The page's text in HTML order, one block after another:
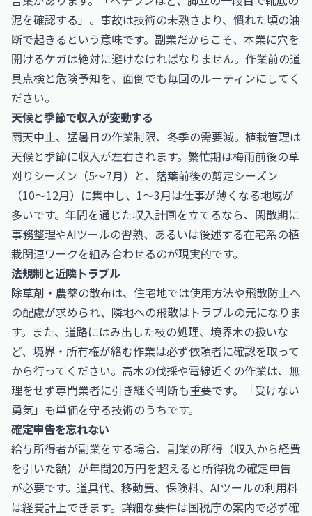
泥を確認する」。事故は技術の未熟さより、慣れた頃の油
断で起きるという意味です。副業だからこそ、本業に穴を
開けるケガは絶対に避けなければなりません。作業前の道
具点検と危険予知を、面倒でも毎回のルーティンにしてく
ださい。
天候と季節で収入が変動する
雨天中止、猛暑日の作業制限、冬季の需要減。植栽管理は
天候と季節に収入が左右されます。繁忙期は梅雨前後の草
刈りシーズン（5〜7月）と、落葉前後の剪定シーズン
（10〜12月）に集中し、1〜3月は仕事が薄くなる地域が
多いです。年間を通じた収入計画を立てるなら、閑散期に
事務整理やAIツールの習熟、あるいは後述する在宅系の植
栽関連ワークを組み合わせるのが現実的です。
法規制と近隣トラブル
除草剤・農薬の散布は、住宅地では使用方法や飛散防止へ
の配慮が求められ、隣地への飛散はトラブルの元になりま
す。また、道路にはみ出した枝の処理、境界木の扱いな
ど、境界・所有権が絡む作業は必ず依頼者に確認を取って
から行ってください。高木の伐採や電線近くの作業は、無
理をせず専門業者に引き継ぐ判断も重要です。「受けない
勇気」も単価を守る技術のうちです。
確定申告を忘れない
給与所得者が副業をする場合、副業の所得（収入から経費
を引いた額）が年間20万円を超えると所得税の確定申告
が必要です。道具代、移動費、保険料、AIツールの利用料
は経費計上できます。詳細な要件は国税庁の案内で必ず確